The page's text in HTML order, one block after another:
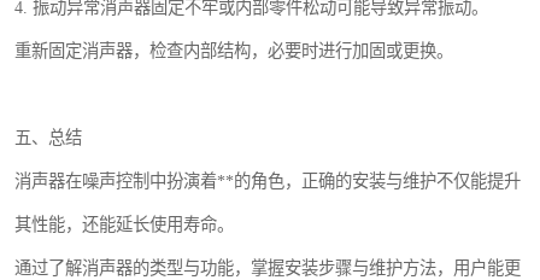
4. 振动异常消声器固定不牢或内部零件松动可能导致异常振动。
重新固定消声器，检查内部结构，必要时进行加固或更换。
五、总结
消声器在噪声控制中扮演着**的角色，正确的安装与维护不仅能提升
其性能，还能延长使用寿命。
通过了解消声器的类型与功能，掌握安装步骤与维护方法，用户能更